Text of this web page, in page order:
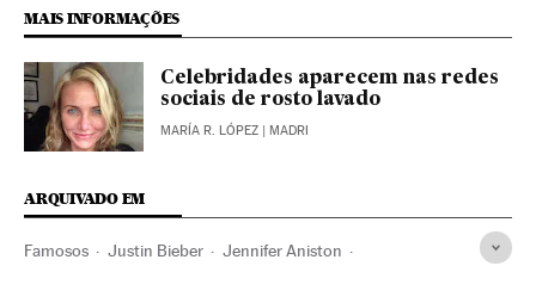
MAIS INFORMAÇÕES
Celebridades aparecem nas redes
sociais de rosto lavado
MARÍA R. LÓPEZ | MADRI
ARQUIVADO EM
Famosos Justin Bieber Jennifer Aniston